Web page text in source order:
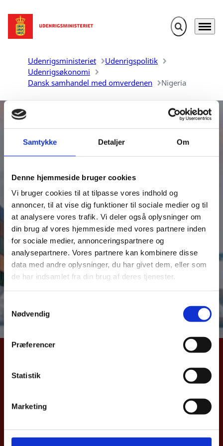
Samtykke Detaljer Om
Denne hjemmeside bruger cookies
Vi bruger cookies til at tilpasse vores indhold og
annoncer, til at vise dig funktioner til sociale medier og til
at analysere vores trafik. Vi deler også oplysninger om
din brug af vores hjemmeside med vores partnere inden
for sociale medier, annonceringspartnere og
analysepartnere. Vores partnere kan kombinere disse
data med andre oplysninger, du har givet dem, eller som
de har indsamlet fra din brug af deres tjenester.
m
t
Nødvendig
Præferencer
Statistik
Marketing
Gå til forsiden Fold søgefelt
Menu
Udenrigsministeriet
Udenrigspolitik
Udenrigsøkonomi
Dansk samhandel med omverdenen
Nigeria
Danmarks samhandel med
Nigeria
Udenrigsministeriet udarbejder aktuelle oversigter
over dansk samhandel med Danmarks vigtigste
eksportmarkeder. Samhandelsnotitsen giver et aktuelt
billede af Danmarks eks –og import samt direkte
investeringer til Nigeria. Notitsen bygger på data fra
Danmarks Statistik og Nationalbanken.
Asiatisk Plads 2
Danmark